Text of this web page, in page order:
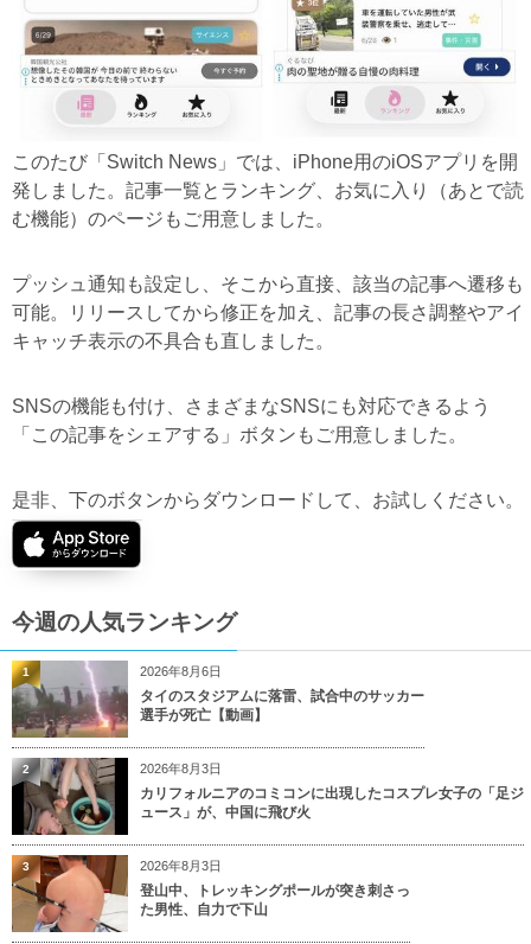
このたび「Switch News」では、iPhone用のiOSアプリを開
発しました。記事一覧とランキング、お気に入り（あとで読
む機能）のページもご用意しました。
プッシュ通知も設定し、そこから直接、該当の記事へ遷移も
可能。リリースしてから修正を加え、記事の長さ調整やアイ
キャッチ表示の不具合も直しました。
SNSの機能も付け、さまざまなSNSにも対応できるよう
「この記事をシェアする」ボタンもご用意しました。
是非、下のボタンからダウンロードして、お試しください。
今週の人気ランキング
2026年8月6日
タイのスタジアムに落雷、試合中のサッカー
選手が死亡【動画】
1
2026年8月3日
カリフォルニアのコミコンに出現したコスプレ女子の「足ジ
ュース」が、中国に飛び火
2
2026年8月3日
登山中、トレッキングポールが突き刺さっ
た男性、自力で下山
3